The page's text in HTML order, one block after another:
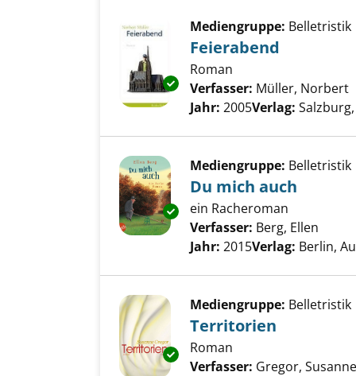
Exemplar-Details von
Mediengruppe: Belletristik
Feierabend
Roman
Verfasser: Müller, Norbert
Jahr: 2005Verlag:
Exemplar-Details von Du mich
Mediengruppe: Belletristik
Du mich auch
ein Racheroman
Verfasser: Berg, Ellen
Jahr: 2015Verlag: Berlin,
Exemplar-Details von
Mediengruppe: Belletristik
Territorien
Roman
Verfasser: Gregor, Susanne